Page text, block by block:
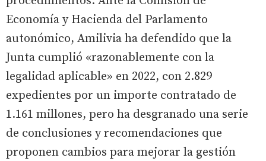
Economía y Hacienda del Parlamento
autonómico, Amilivia ha defendido que la
Junta cumplió «razonablemente con la
legalidad aplicable» en 2022, con 2.829
expedientes por un importe contratado de
1.161 millones, pero ha desgranado una serie
de conclusiones y recomendaciones que
proponen cambios para mejorar la gestión